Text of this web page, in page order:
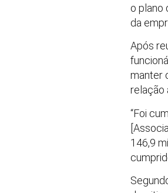
o plano
da
Após
manter
relação
“Foi
146,9